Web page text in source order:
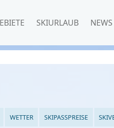
SKIURLAUB
WETTER SKIPASSPREISE